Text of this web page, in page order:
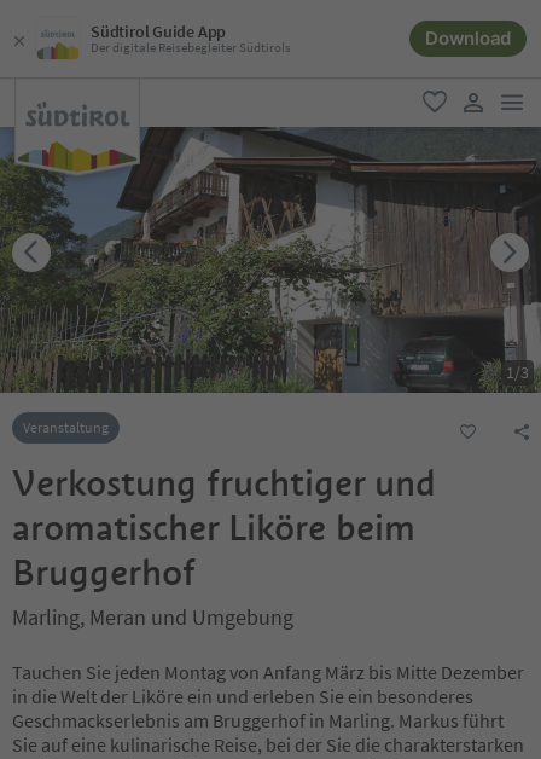
Südtirol Guide App
Der digitale Reisebegleiter Südtirols Download
favorit
user link
1/3
Veranstaltung
Verkostung fruchtiger und
aromatischer Liköre beim
Bruggerhof
Marling, Meran und Umgebung
Tauchen Sie jeden Montag von Anfang März bis Mitte Dezember
in die Welt der Liköre ein und erleben Sie ein besonderes
Geschmackserlebnis am Bruggerhof in Marling. Markus führt
Sie auf eine kulinarische Reise, bei der Sie die charakterstarken